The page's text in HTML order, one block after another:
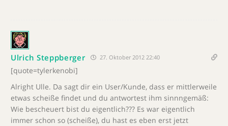
Ulrich Steppberger 27. Oktober 2012 22:40
[quote=tylerkenobi]
Alright Ulle. Da sagt dir ein User/Kunde, dass er mittlerweile
etwas scheiße findet und du antwortest ihm sinnngemäß:
Wie bescheuert bist du eigentlich??? Es war eigentlich
immer schon so (scheiße), du hast es eben erst jetzt